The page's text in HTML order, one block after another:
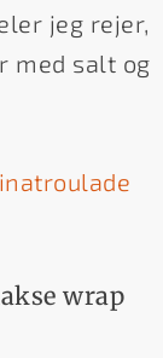
jeg rejer,
med salt og
wrap